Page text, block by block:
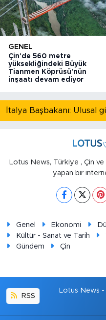
GENEL
Çin'de 560 metre
yüksekliğindeki Büyük
Tianmen Köprüsü'nün
inşaatı devam ediyor
Lotus News, Türkiye , Çin
yapan bir
Genel Ekonomi
Kültür - Sanat ve Tarih
Gündem
Çin
RSS
Lotus News -